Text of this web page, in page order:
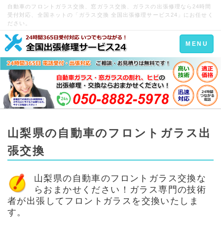
自動車のフロントガラス交換、窓ガラス交換、ガラスの出張修理なら24時間
受付対応、全国ネットの「ガラス交換 全国出張修理サービス24」にお任せく
ださい。
Toggle
navigation
MENU
山梨県の自動車のフロントガラス出
張交換
山梨県の自動車のフロントガラス交換な
らおまかせください！ガラス専門の技術
者が出張してフロントガラスを交換いたしま
す。